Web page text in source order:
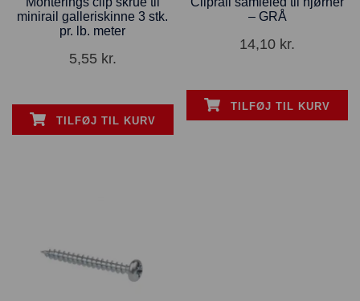
minirail galleriskinne 3 stk.
pr. lb. meter
5,55 kr.
TILFØJ TIL KURV
– GRÅ
14,10 kr.
TILFØJ TIL KURV